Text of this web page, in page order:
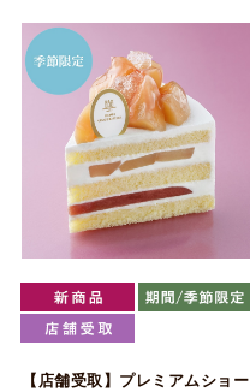
【店舗受取】プレミアムショー